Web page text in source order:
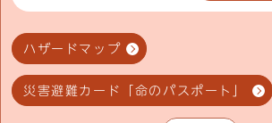
ハザードマップ
災害避難カード「命のパスポート」